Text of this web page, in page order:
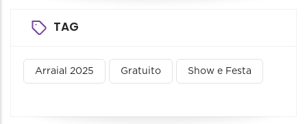
TAG
Arraial 2025 Gratuito Show e Festa